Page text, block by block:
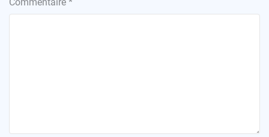
Commentaire *